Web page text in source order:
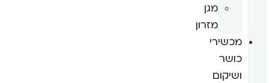
מגן
מזרון
מכשירי
כושר
ושיקום